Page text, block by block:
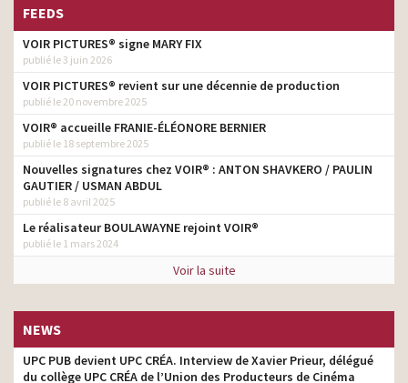
FEEDS
VOIR PICTURES® signe MARY FIX
publié le 3 juin 2026
VOIR PICTURES® revient sur une décennie de production
publié le 20 novembre 2025
VOIR® accueille FRANIE-ÉLÉONORE BERNIER
publié le 18 septembre 2025
Nouvelles signatures chez VOIR® : ANTON SHAVKERO / PAULIN
GAUTIER / USMAN ABDUL
publié le 8 avril 2025
Le réalisateur BOULAWAYNE rejoint VOIR®
publié le 1 mars 2024
Voir la suite
NEWS
UPC PUB devient UPC CRÉA. Interview de Xavier Prieur, délégué
du collège UPC CRÉA de l’Union des Producteurs de Cinéma